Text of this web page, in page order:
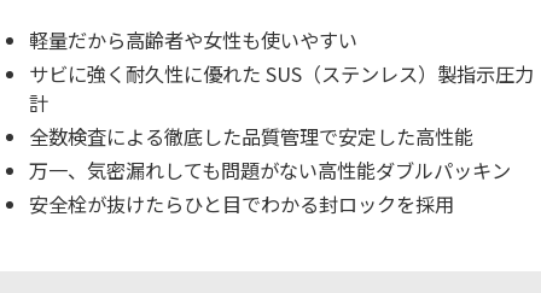
軽量だから高齢者や女性も使いやすい
サビに強く耐久性に優れた SUS（ステンレス）製指示圧力
計
全数検査による徹底した品質管理で安定した高性能
万一、気密漏れしても問題がない高性能ダブルパッキン
安全栓が抜けたらひと目でわかる封ロックを採用